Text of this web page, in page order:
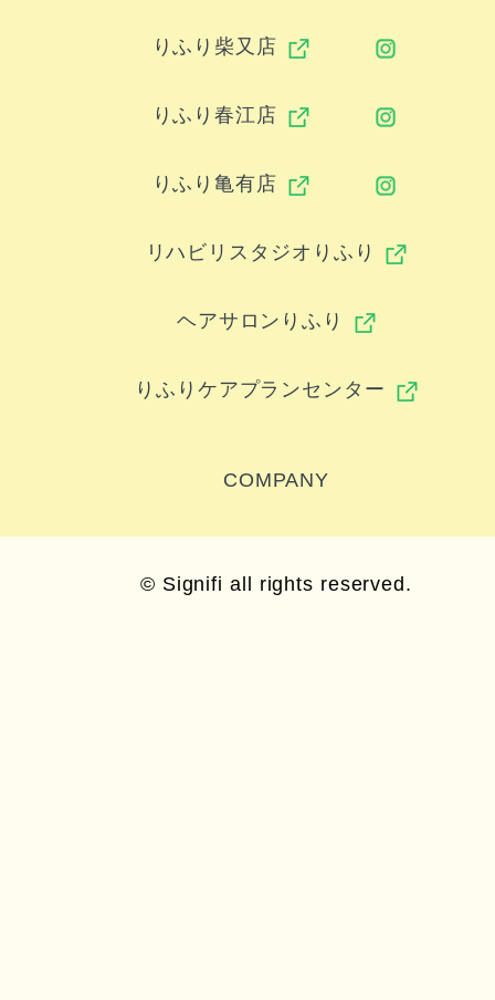
りふり柴又店
りふり春江店
りふり亀有店
リハビリスタジオりふり
ヘアサロンりふり
りふりケアプランセンター
COMPANY
© Signifi all rights reserved.